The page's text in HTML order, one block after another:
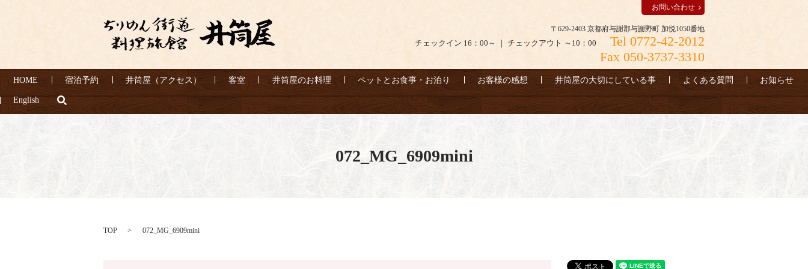
〒629-2403 京都府与謝郡与謝野町 加悦1050番地
チェックイン 16：00～ ｜ チェックアウト ～10：00
Tel 0772-42-2012
Fax 050-3737-3310
お問い合わせ
HOME 宿泊予約 井筒屋（アクセス） 客室 井筒屋のお料理 ペットとお食事・お泊り お客様の感想 井筒屋の大切にしている事 よくある質問 お知らせ
English
072_MG_6909mini
TOP 072_MG_6909mini